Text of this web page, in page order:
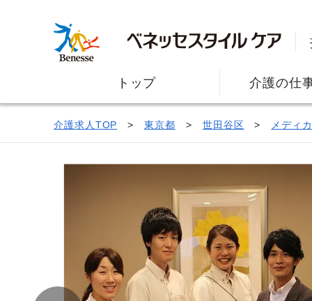
トップ 介護の仕
介護求人TOP 東京都 世田谷区 メディ